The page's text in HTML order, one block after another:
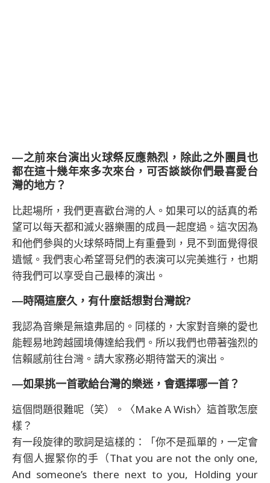
―之前來台演出火球祭反應熱烈，除此之外團員也
都在這十幾年來多次來台，可否談談你們最喜愛台
灣的地方？
比起場所，我們更喜歡台灣的人。如果可以的話真的希
望可以每天都和滅火器樂團的成員一起度過。這次因為
和他們參與的火球祭時間上有重疊到，見不到面覺得很
遺憾。我們衷心希望哥兒們的表演可以完美進行，也期
待我們可以享受自己最棒的演出。
―時隔這麼久，有什麼話想對台灣說?
我認為音樂是無遠弗屆的。同樣的，大家對音樂的愛也
能輕易地跨越國境傳達給我們。所以我們也帶著強烈的
信賴感前往台灣。請大家務必期待當天的演出。
―如果挑一首歌給台灣的樂迷，會選擇哪一首？
這個問題很難呢（笑）。〈Make A Wish〉這首歌怎麼
樣？
有一段旋律的歌詞是這樣的：「你不是孤單的，一定會
有個人握緊你的手（That you are not the only one,
And someone’s there next to you, Holding your